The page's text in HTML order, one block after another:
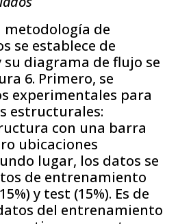
metodología de
se establece de
diagrama de flujo se
6. Primero, se
experimentales para
estructurales:
con una barra
ubicaciones
lugar, los datos se
de entrenamiento
y test (15%). Es de
del entrenamiento